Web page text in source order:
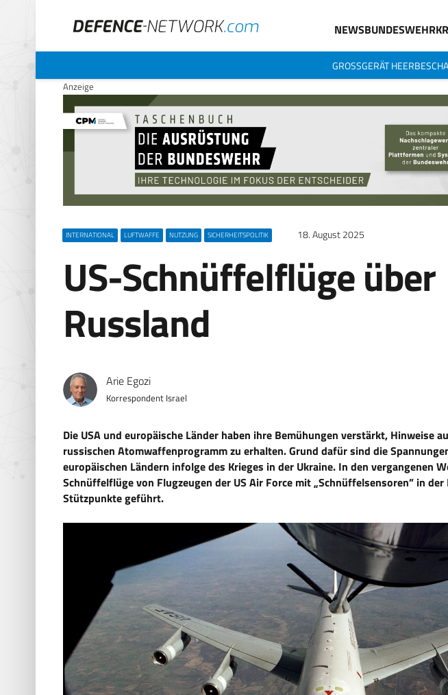
NEWSBUNDESWEHR
GROSSGERÄT HEER
Anzeige
INTERNATIONAL LUFTWAFFE NUTZUNG SICHERHEITSPOLITIK 18. August 2025
US-Schnüffelflüge über
Russland
Arie Egozi
Korrespondent Israel
Die USA und europäische Länder haben ihre Bemühungen verstärkt, Hinweise
russischen Atomwaffenprogramm zu erhalten. Grund dafür sind die
europäischen Ländern infolge des Krieges in der Ukraine. In den vergangenen
Schnüffelflüge von Flugzeugen der US Air Force mit „Schnüffelsensoren” in
Stützpunkte geführt.